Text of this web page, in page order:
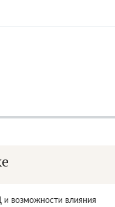
перспективы после